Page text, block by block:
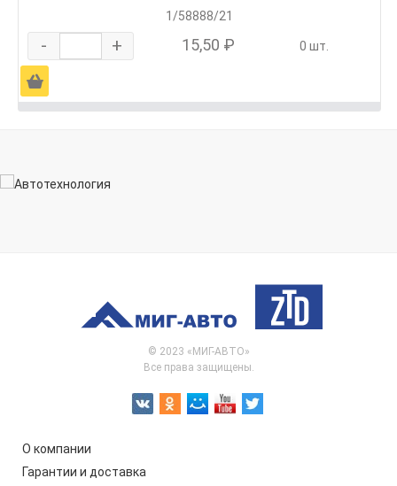
1/58888/21
- + 15,50 ₽ 0 шт.
Ä
© 2023 «МИГ-АВТО»
Все права защищены.
О компании
Гарантии и доставка